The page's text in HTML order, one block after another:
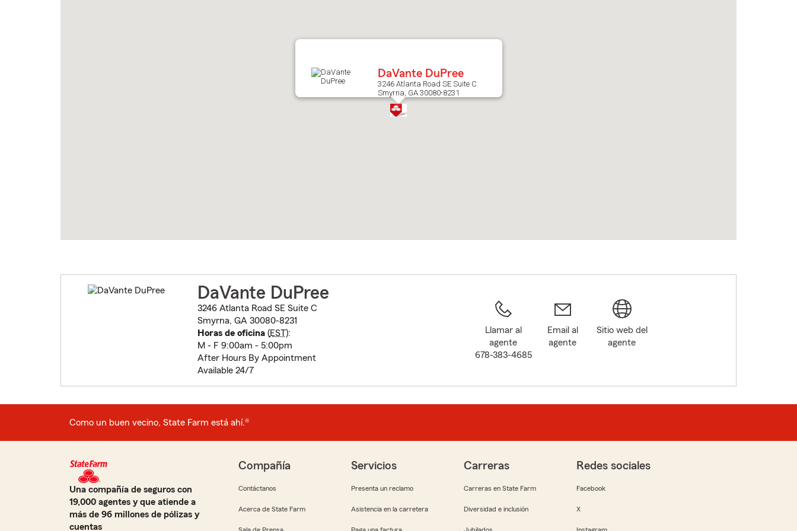
DaVante DuPree
3246 Atlanta Road SE Suite C
Smyrna, GA 30080-8231
DaVante DuPree
3246 Atlanta Road SE Suite C
Smyrna, GA 30080-8231
Horas de oficina(EST):
M - F 9:00am - 5:00pm
After Hours By Appointment
Available 24/7
Llamar al
agente
678-383-4685
Email al
agente
Sitio web del
agente
Como un buen vecino, State Farm está ahí.®
Una compañía de seguros con
19,000 agentes y que atiende a
más de 96 millones de pólizas y
cuentas
Compañía
Contáctanos
Acerca de State Farm
Servicios
Presenta un reclamo
Asistencia en la carretera
Carreras
Carreras en State Farm
Diversidad e inclusión
Redes sociales
Facebook
X